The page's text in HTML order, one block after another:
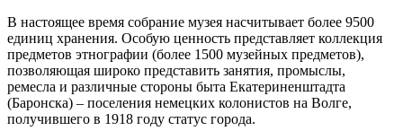
В настоящее время собрание музея насчитывает более 9500
единиц хранения. Особую ценность представляет коллекция
предметов этнографии (более 1500 музейных предметов),
позволяющая широко представить занятия, промыслы,
ремесла и различные стороны быта Екатериненштадта
(Баронска) – поселения немецких колонистов на Волге,
получившего в 1918 году статус города.